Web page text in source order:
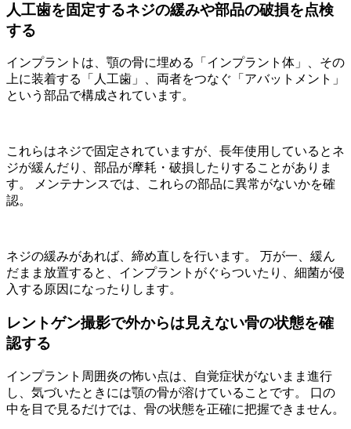
人工歯を固定するネジの緩みや部品の破損を点検
する
インプラントは、顎の骨に埋める「インプラント体」、その
上に装着する「人工歯」、両者をつなぐ「アバットメント」
という部品で構成されています。
これらはネジで固定されていますが、長年使用しているとネ
ジが緩んだり、部品が摩耗・破損したりすることがありま
す。 メンテナンスでは、これらの部品に異常がないかを確
認。
ネジの緩みがあれば、締め直しを行います。 万が一、緩ん
だまま放置すると、インプラントがぐらついたり、細菌が侵
入する原因になったりします。
レントゲン撮影で外からは見えない骨の状態を確
認する
インプラント周囲炎の怖い点は、自覚症状がないまま進行
し、気づいたときには顎の骨が溶けていることです。 口の
中を目で見るだけでは、骨の状態を正確に把握できません。